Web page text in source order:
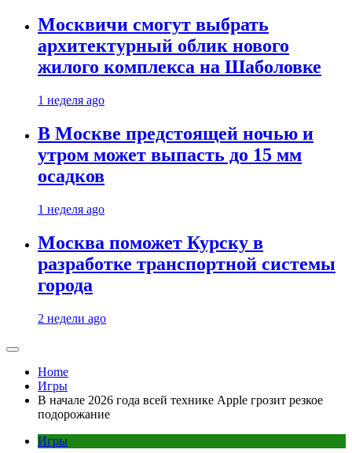
Москвичи смогут выбрать
архитектурный облик нового
жилого комплекса на Шаболовке
1 неделя ago
В Москве предстоящей ночью и
утром может выпасть до 15 мм
осадков
1 неделя ago
Москва поможет Курску в
разработке транспортной системы
города
2 недели ago
Home
Игры
В начале 2026 года всей технике Apple грозит резкое
подорожание
Игры